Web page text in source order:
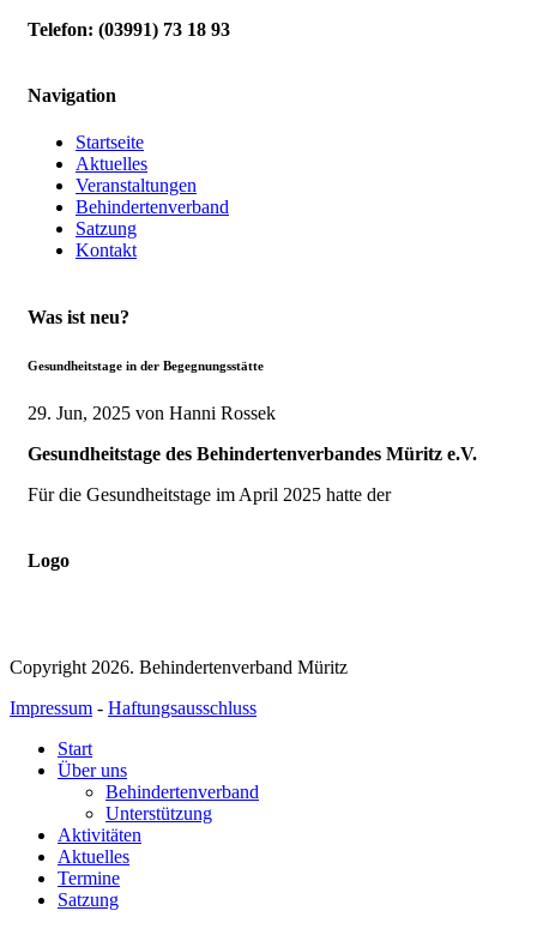
Telefon: (03991) 73 18 93
Navigation
Startseite
Aktuelles
Veranstaltungen
Behindertenverband
Satzung
Kontakt
Was ist neu?
Gesundheitstage in der Begegnungsstätte
29. Jun, 2025 von Hanni Rossek
Gesundheitstage des Behindertenverbandes Müritz e.V.
Für die Gesundheitstage im April 2025 hatte der
Logo
Copyright 2026. Behindertenverband Müritz
Impressum - Haftungsausschluss
Start
Über uns
Behindertenverband
Unterstützung
Aktivitäten
Aktuelles
Termine
Satzung